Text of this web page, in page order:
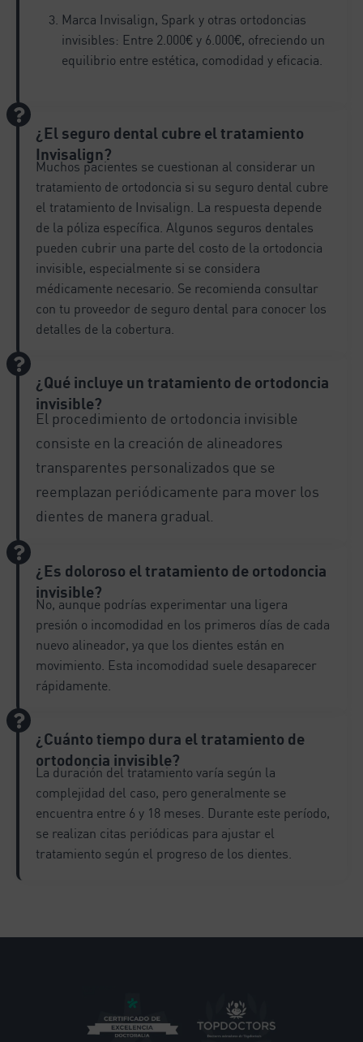
Marca Invisalign, Spark y otras ortodoncias
invisibles: Entre 2.000€ y 6.000€, ofreciendo un
equilibrio entre estética, comodidad y eficacia.
¿El seguro dental cubre el tratamiento
Invisalign?
Muchos pacientes se cuestionan al considerar un
tratamiento de ortodoncia si su seguro dental cubre
el tratamiento de Invisalign. La respuesta depende
de la póliza específica. Algunos seguros dentales
pueden cubrir una parte del costo de la ortodoncia
invisible, especialmente si se considera
médicamente necesario. Se recomienda consultar
con tu proveedor de seguro dental para conocer los
detalles de la cobertura.
¿Qué incluye un tratamiento de ortodoncia
invisible?
El procedimiento de ortodoncia invisible
consiste en la creación de alineadores
transparentes personalizados que se
reemplazan periódicamente para mover los
dientes de manera gradual.
¿Es doloroso el tratamiento de ortodoncia
invisible?
No, aunque podrías experimentar una ligera
presión o incomodidad en los primeros días de cada
nuevo alineador, ya que los dientes están en
movimiento. Esta incomodidad suele desaparecer
rápidamente.
¿Cuánto tiempo dura el tratamiento de
ortodoncia invisible?
La duración del tratamiento varía según la
complejidad del caso, pero generalmente se
encuentra entre 6 y 18 meses. Durante este período,
se realizan citas periódicas para ajustar el
tratamiento según el progreso de los dientes.